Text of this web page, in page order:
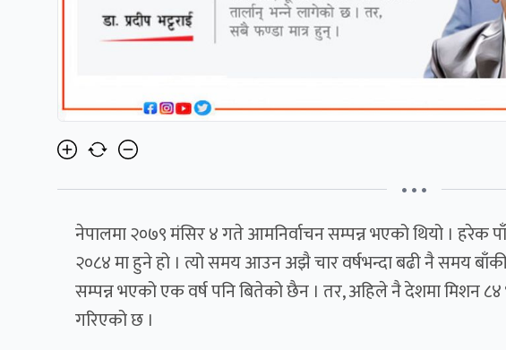
• • •
नेपालमा २०७९ मंसिर ४ गते आमनिर्वाचन सम्पन्न भएको थियो । हरेक
२०८४ मा हुने हो । त्यो समय आउन अझै चार वर्षभन्दा बढी नै समय
सम्पन्न भएको एक वर्ष पनि बितेको छैन । तर, अहिले नै देशमा मिशन
गरिएको छ ।